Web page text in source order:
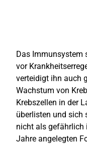
Das Immunsystem
vor
verteidigt ihn auch
Wachstum von
Krebszellen in der
überlisten und sich
nicht als gefährlich
Jahre angelegten